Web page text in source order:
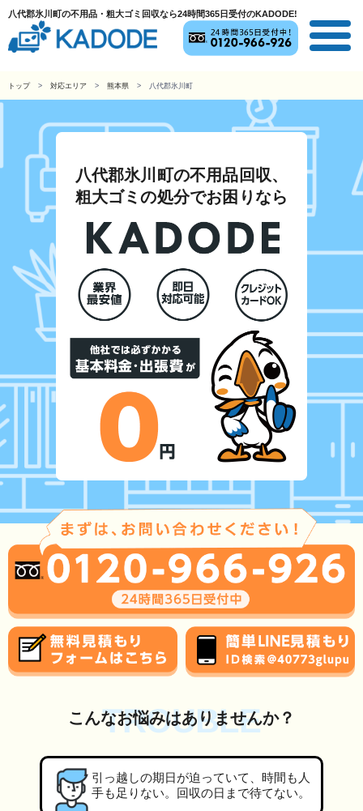
八代郡氷川町の不用品・粗大ゴミ回収なら24時間365日受付のKADODE!
トップ 対応エリア 熊本県 八代郡氷川町
八代郡氷川町の不用品回収、
粗大ゴミの処分でお困りなら
TROUBLE
こんなお悩みはありませんか？
引っ越しの期日が迫っていて、時間も人
手も足りない。回収の日まで待てない。